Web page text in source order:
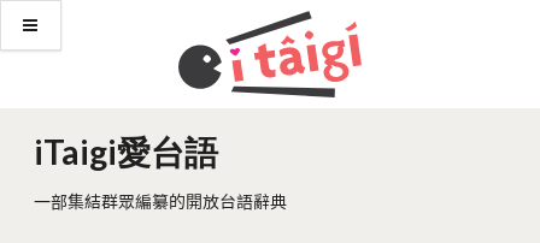
iTaigi愛台語
一部集結群眾編纂的開放台語辭典